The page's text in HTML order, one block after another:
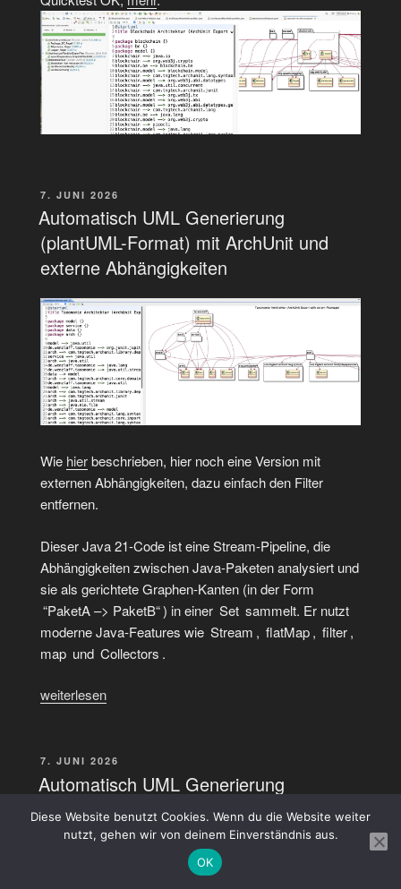
VERÖFFENTLICHT
AM
7. JUNI 2026
Automatisch UML Generierung
(plantUML-Format) mit ArchUnit und
externe Abhängigkeiten
Wie hierbeschrieben, hier noch eine Version mit
externen Abhängigkeiten, dazu einfach den Filter
entfernen.
Dieser Java 21-Code ist eine Stream-Pipeline, die
Abhängigkeiten zwischen Java-Paketen analysiert und
sie als gerichtete Graphen-Kanten (in der Form
“PaketA –> PaketB“ ) in einer Set sammelt. Er nutzt
moderne Java-Features wie Stream , flatMap , filter ,
map und Collectors .
„Automatisch
(plantUML-
Format)
ArchUnit
weiterlesen
VERÖFFENTLICHT
AM
7. JUNI 2026
Automatisch UML Generierung
(plantUML-Format) mit ArchUnit
ArchUnitund einem PlantUML-
Export für Dependency-Graphs bringt einen direkten
Diese Website benutzt Cookies. Wenn du die Website weiter
nutzt, gehen wir von deinem Einverständnis aus.
OK